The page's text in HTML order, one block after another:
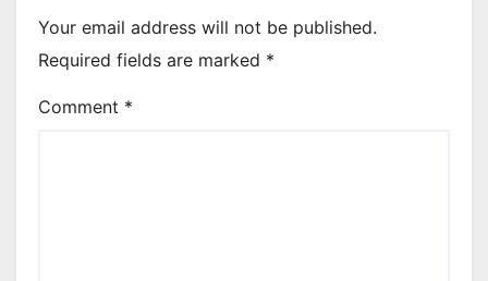
Your email address will not be published.
Required fields are marked *
Comment *